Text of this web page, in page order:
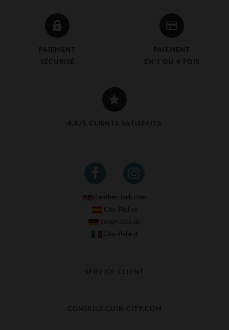
PAIEMENT
SÉCURISÉ
PAIEMENT
EN 3 OU 4 FOIS
4,8/5 CLIENTS SATISFAITS
Leather-Jack.com
City-Piel.es
Leder-Jack.de
City-Pelle.it
SERVICE CLIENT
Échange & Remboursement
CONSEILS CUIR-CITY.COM